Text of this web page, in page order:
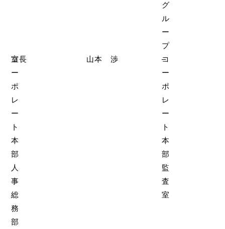
グ
ル
ー
プ
コ
ー
ポ
レ
ー
ト
本
部
人
事
総
務
部
室長 山本 渉
コ
ー
ポ
レ
ー
ト
本
部
監
査
室
–